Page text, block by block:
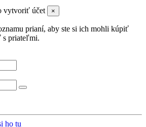
vytvoriť účet ×
prianí, aby ste si ich mohli kúpiť
s priateľmi.
ho tu